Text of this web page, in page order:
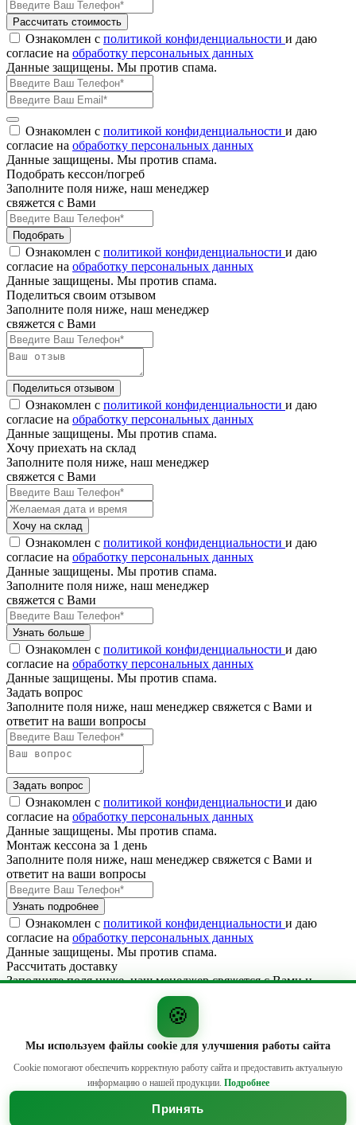
Рассчитать стоимость
Ознакомлен с политикой конфиденциальности и даю
согласие на обработку персональных данных
Данные защищены. Мы против спама.
Ознакомлен с политикой конфиденциальности и даю
согласие на обработку персональных данных
Данные защищены. Мы против спама.
Подобрать кессон/погреб
Заполните поля ниже, наш менеджер
свяжется с Вами
Подобрать
Ознакомлен с политикой конфиденциальности и даю
согласие на обработку персональных данных
Данные защищены. Мы против спама.
Поделиться своим отзывом
Заполните поля ниже, наш менеджер
свяжется с Вами
Поделиться отзывом
Ознакомлен с политикой конфиденциальности и даю
согласие на обработку персональных данных
Данные защищены. Мы против спама.
Хочу приехать на склад
Заполните поля ниже, наш менеджер
свяжется с Вами
Хочу на склад
Ознакомлен с политикой конфиденциальности и даю
согласие на обработку персональных данных
Данные защищены. Мы против спама.
Заполните поля ниже, наш менеджер
свяжется с Вами
Узнать больше
Ознакомлен с политикой конфиденциальности и даю
согласие на обработку персональных данных
Данные защищены. Мы против спама.
Задать вопрос
Заполните поля ниже, наш менеджер свяжется с Вами и
ответит на ваши вопросы
Задать вопрос
Ознакомлен с политикой конфиденциальности и даю
согласие на обработку персональных данных
Данные защищены. Мы против спама.
Монтаж кессона за 1 день
Заполните поля ниже, наш менеджер свяжется с Вами и
ответит на ваши вопросы
Узнать подробнее
Ознакомлен с политикой конфиденциальности и даю
согласие на обработку персональных данных
Данные защищены. Мы против спама.
Рассчитать доставку
Заполните поля ниже, наш менеджер свяжется с Вами и
Ознакомлен сполитикой конфиденциальностии даю
обработку персональных данных
Данные защищены. Мы против спама.
🍪
Мы используем файлы cookie для улучшения работы сайта
Cookie помогают обеспечить корректную работу сайта и предоставить актуальную
информацию о нашей продукции. Подробнее
Принять